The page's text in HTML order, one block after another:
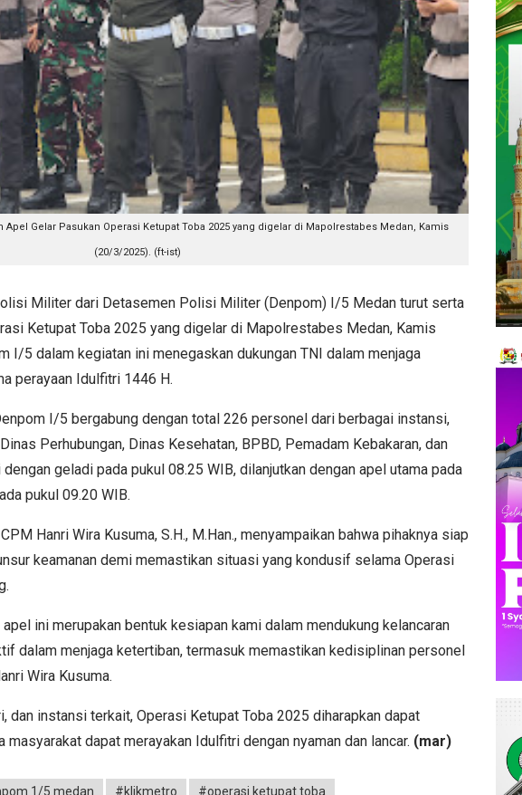
Gelar Pasukan Operasi Ketupat Toba 2025 yang digelar di Mapolrestabes Medan, Kamis
(20/3/2025). (ft-ist)
Militer dari Detasemen Polisi Militer (Denpom) I/5 Medan turut serta
Ketupat Toba 2025 yang digelar di Mapolrestabes Medan, Kamis
I/5 dalam kegiatan ini menegaskan dukungan TNI dalam menjaga
perayaan Idulfitri 1446 H.
I/5 bergabung dengan total 226 personel dari berbagai instansi,
Perhubungan, Dinas Kesehatan, BPBD, Pemadam Kebakaran, dan
geladi pada pukul 08.25 WIB, dilanjutkan dengan apel utama pada
pukul 09.20 WIB.
Hanri Wira Kusuma, S.H., M.Han., menyampaikan bahwa pihaknya siap
keamanan demi memastikan situasi yang kondusif selama Operasi
ini merupakan bentuk kesiapan kami dalam mendukung kelancaran
dalam menjaga ketertiban, termasuk memastikan kedisiplinan personel
Wira Kusuma.
dan instansi terkait, Operasi Ketupat Toba 2025 diharapkan dapat
masyarakat dapat merayakan Idulfitri dengan nyaman dan lancar. (mar)
1/5 medan #klikmetro
#operasi ketupat toba